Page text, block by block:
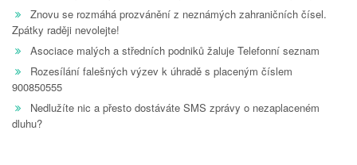
Znovu se rozmáhá prozvánění z neznámých zahraničních čísel.
Zpátky raději nevolejte!
Asociace malých a středních podniků žaluje Telefonní seznam
Rozesílání falešných výzev k úhradě s placeným číslem
900850555
Nedlužíte nic a přesto dostáváte SMS zprávy o nezaplaceném
dluhu?